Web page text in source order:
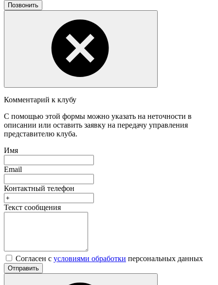
Позвонить
Комментарий к клубу
С помощью этой формы можно указать на неточности в
описании или оставить заявку на передачу управления
представителю клуба.
Имя
Email
Контактный телефон
Текст сообщения
Согласен с условиями обработки персональных данных
Отправить